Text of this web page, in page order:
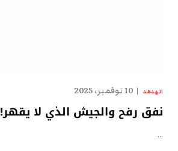
الهدهد 10 نوفمبر، 2025
نفق رفح والجيش الذي لا يقهر!
…